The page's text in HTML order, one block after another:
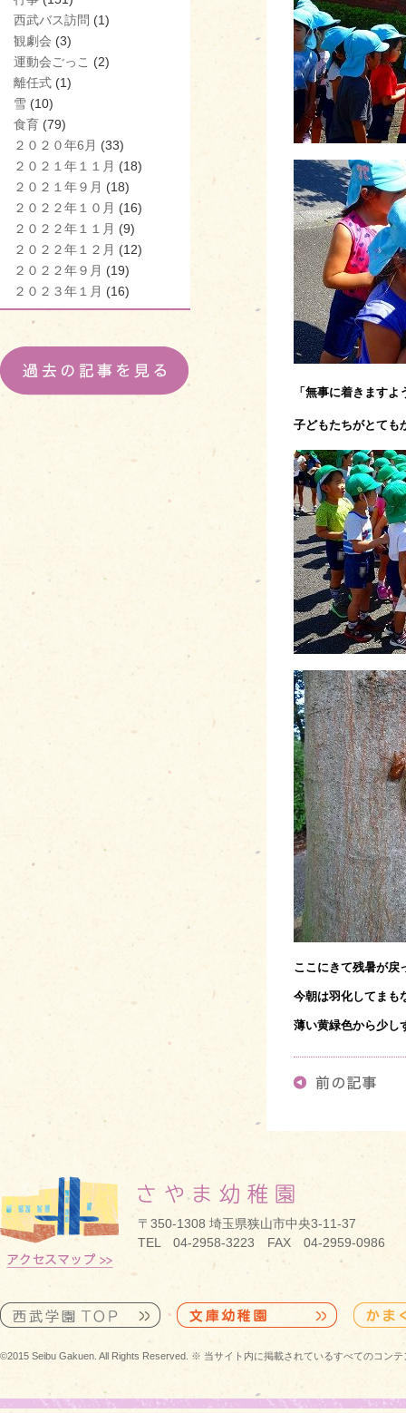
西武バス訪問 (1)
観劇会 (3)
運動会ごっこ (2)
離任式 (1)
雪 (10)
食育 (79)
２０２０年6月 (33)
２０２１年１１月 (18)
２０２１年９月 (18)
２０２２年１０月 (16)
２０２２年１１月 (9)
２０２２年１２月 (12)
２０２２年９月 (19)
２０２３年１月 (16)
「無事に着きます
子どもたちがとても
ここにきて残暑が戻
今朝は羽化してまも
薄い黄緑色から少し
〒350-1308 埼玉県狭山市中央3-11-37
TEL 04-2958-3223 FAX 04-2959-0986
©2015 Seibu Gakuen. All Rights Reserved. ※ 当サイト内に掲載されているすべてのコン